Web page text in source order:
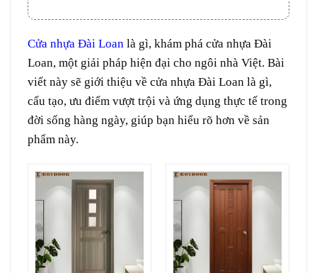
Cửa nhựa Đài Loan là gì, khám phá cửa nhựa Đài
Loan, một giải pháp hiện đại cho ngôi nhà Việt. Bài
viết này sẽ giới thiệu về cửa nhựa Đài Loan là gì,
cấu tạo, ưu điểm vượt trội và ứng dụng thực tế trong
đời sống hàng ngày, giúp bạn hiểu rõ hơn về sản
phẩm này.